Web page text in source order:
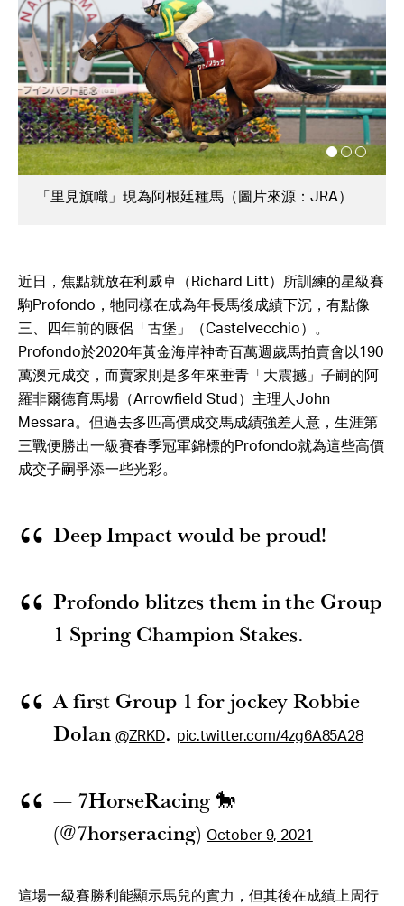
「神燈光照」勝出二級賽京王盃春季盃（圖片來源：
近日，焦點就放在利威卓（Richard Litt）所訓練的星級賽
駒Profondo，牠同樣在成為年長馬後成績下沉，有點像
三、四年前的廄侶「古堡」（Castelvecchio）。
Profondo於2020年黃金海岸神奇百萬週歲馬拍賣會以190
萬澳元成交，而賣家則是多年來垂青「大震撼」子嗣的阿
羅非爾德育馬場（Arrowfield Stud）主理人John
Messara。但過去多匹高價成交馬成績強差人意，生涯第
三戰便勝出一級賽春季冠軍錦標的Profondo就為這些高價
Deep Impact would be proud!
Profondo blitzes them in the Group
1 Spring Champion Stakes.
A first Group 1 for jockey Robbie
Dolan
.
— 7HorseRacing 🐎
(@7horseracing)